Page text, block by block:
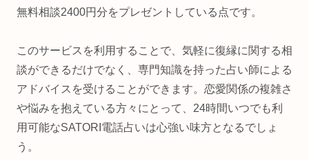
無料相談2400円分をプレゼントしている点です。
このサービスを利用することで、気軽に復縁に関する相
談ができるだけでなく、専門知識を持った占い師による
アドバイスを受けることができます。恋愛関係の複雑さ
や悩みを抱えている方々にとって、24時間いつでも利
用可能なSATORI電話占いは心強い味方となるでしょ
う。